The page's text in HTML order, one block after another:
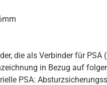
die als Verbinder für
in Bezug auf
PSA: